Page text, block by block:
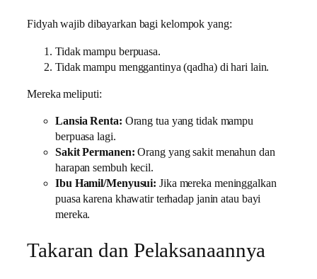
Fidyah wajib dibayarkan bagi kelompok yang:
Tidak mampu berpuasa.
Tidak mampu menggantinya (qadha) di hari lain.
Mereka meliputi:
Lansia Renta: Orang tua yang tidak mampu
berpuasa lagi.
Sakit Permanen: Orang yang sakit menahun dan
harapan sembuh kecil.
Ibu Hamil/Menyusui: Jika mereka meninggalkan
puasa karena khawatir terhadap janin atau bayi
mereka.
Takaran dan Pelaksanaannya